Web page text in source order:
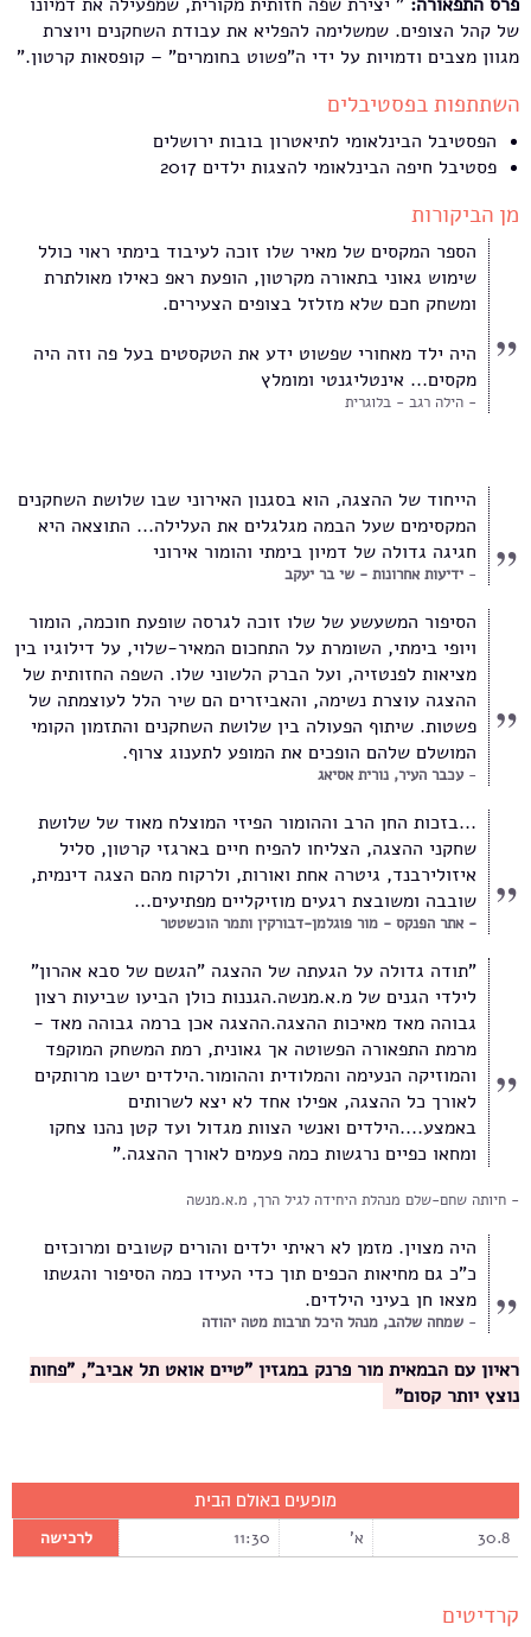
פרס התפאורה: " יצירת שפה חזותית מקורית, שמפעילה את דמיונו
של קהל הצופים. שמשלימה להפליא את עבודת השחקנים ויוצרת
מגוון מצבים ודמויות על ידי ה"פשוט בחומרים" – קופסאות קרטון."
השתתפות בפסטיבלים
הפסטיבל הבינלאומי לתיאטרון בובות ירושלים
פסטיבל חיפה הבינלאומי להצגות ילדים 2017
מן הביקורות
הספר המקסים של מאיר שלו זוכה לעיבוד בימתי ראוי כולל
שימוש גאוני בתאורה מקרטון, הופעת ראפ כאילו מאולתרת
ומשחק חכם שלא מזלזל בצופים הצעירים.
היה ילד מאחורי שפשוט ידע את הטקסטים בעל פה וזה היה
מקסים... אינטליגנטי ומומלץ
הילה רגב - בלוגרית
הייחוד של ההצגה, הוא בסגנון האירוני שבו שלושת השחקנים
המקסימים שעל הבמה מגלגלים את העלילה... התוצאה היא
חגיגה גדולה של דמיון בימתי והומור אירוני
ידיעות אחרונות - שי בר יעקב
הסיפור המשעשע של שלו זוכה לגרסה שופעת חוכמה, הומור
ויופי בימתי, השומרת על התחכום המאיר-שלוי, על דילוגיו בין
מציאות לפנטזיה, ועל הברק הלשוני שלו. השפה החזותית של
ההצגה עוצרת נשימה, והאביזרים הם שיר הלל לעוצמתה של
פשטות. שיתוף הפעולה בין שלושת השחקנים והתזמון הקומי
המושלם שלהם הופכים את המופע לתענוג צרוף.
עכבר העיר, נורית אסיאג
...בזכות החן הרב וההומור הפיזי המוצלח מאוד של שלושת
שחקני ההצגה, הצליחו להפיח חיים בארגזי קרטון, סליל
איזולירבנד, גיטרה אחת ואורות, ולרקוח מהם הצגה דינמית,
שובבה ומשובצת רגעים מוזיקליים מפתיעים...
אתר הפנקס - מור פוגלמן-דבורקין ותמר הוכשטטר
"תודה גדולה על הגעתה של ההצגה "הגשם של סבא אהרון"
לילדי הגנים של מ.א.מנשה.הגננות כולן הביעו שביעות רצון
גבוהה מאד מאיכות ההצגה.ההצגה אכן ברמה גבוהה מאד -
מרמת התפאורה הפשוטה אך גאונית, רמת המשחק המוקפד
והמוזיקה הנעימה והמלודית וההומור.הילדים ישבו מרותקים
לאורך כל ההצגה, אפילו אחד לא יצא לשרותים
באמצע....הילדים ואנשי הצוות מגדול ועד קטן נהנו צחקו
ומחאו כפיים נרגשות כמה פעמים לאורך ההצגה."
חיותה שחם-שלם מנהלת היחידה לגיל הרך, מ.א.מנשה
היה מצוין. מזמן לא ראיתי ילדים והורים קשובים ומרוכזים
כ"כ גם מחיאות הכפים תוך כדי העידו כמה הסיפור והגשתו
מצאו חן בעיני הילדים.
שמחה שלהב, מנהל היכל תרבות מטה יהודה
ראיון עם הבמאית מור פרנק במגזין "טיים אואט תל אביב", "פחות
נוצץ יותר קסום"
מופעים באולם הבית
30.8 א' 11:30 לרכישה
קרדיטים